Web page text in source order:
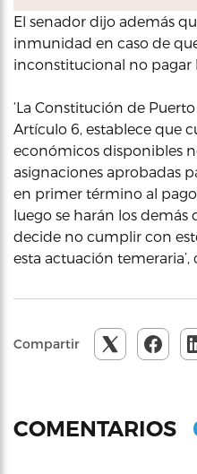
El senador dijo además
inmunidad en caso de
inconstitucional no pagar
‘La Constitución de
Artículo 6, establece que
económicos disponibles
asignaciones aprobadas
en primer término al
luego se harán los demás
decide no cumplir con
esta actuación temeraria’,
Compartir
COMENTARIOS